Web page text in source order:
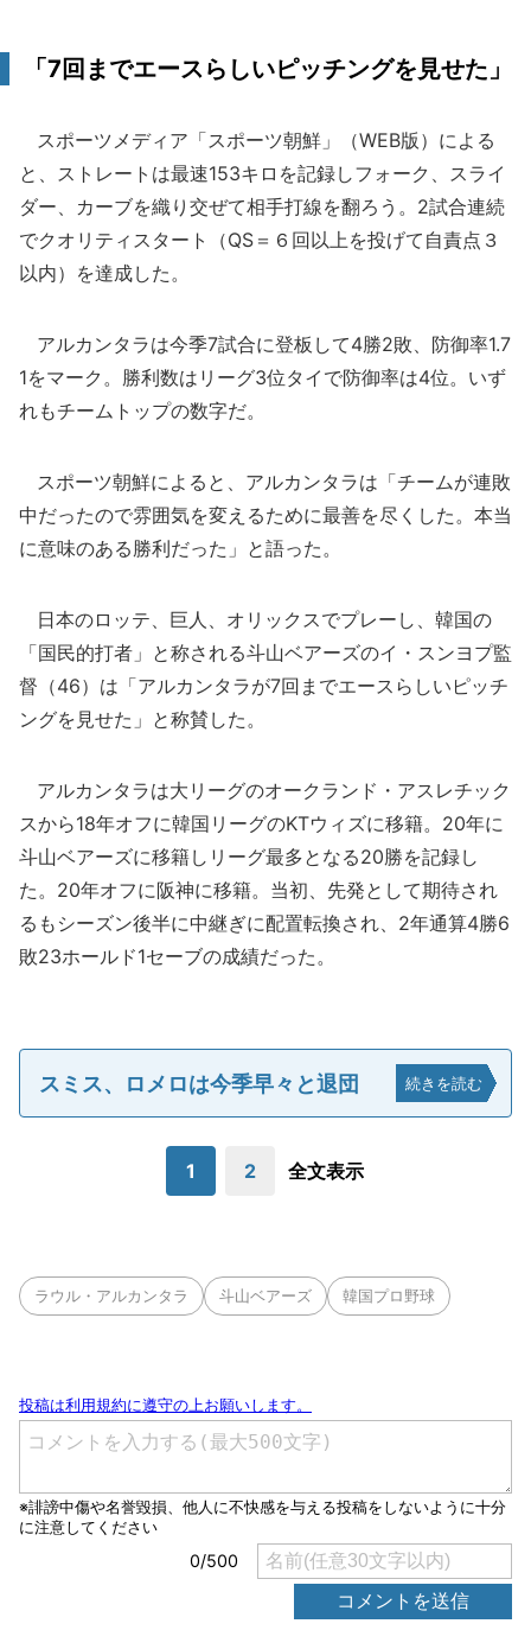
「7回までエースらしいピッチングを見せた」
スポーツメディア「スポーツ朝鮮」（WEB版）による
と、ストレートは最速153キロを記録しフォーク、スライ
ダー、カーブを織り交ぜて相手打線を翻ろう。2試合連続
でクオリティスタート（QS＝６回以上を投げて自責点３
以内）を達成した。
アルカンタラは今季7試合に登板して4勝2敗、防御率1.7
1をマーク。勝利数はリーグ3位タイで防御率は4位。いず
れもチームトップの数字だ。
スポーツ朝鮮によると、アルカンタラは「チームが連敗
中だったので雰囲気を変えるために最善を尽くした。本当
に意味のある勝利だった」と語った。
日本のロッテ、巨人、オリックスでプレーし、韓国の
「国民的打者」と称される斗山ベアーズのイ・スンヨプ監
督（46）は「アルカンタラが7回までエースらしいピッチ
ングを見せた」と称賛した。
アルカンタラは大リーグのオークランド・アスレチック
スから18年オフに韓国リーグのKTウィズに移籍。20年に
斗山ベアーズに移籍しリーグ最多となる20勝を記録し
た。20年オフに阪神に移籍。当初、先発として期待され
るもシーズン後半に中継ぎに配置転換され、2年通算4勝6
敗23ホールド1セーブの成績だった。
スミス、ロメロは今季早々と退団 続きを読む
1 2 全文表示
ラウル・アルカンタラ 斗山ベアーズ 韓国プロ野球